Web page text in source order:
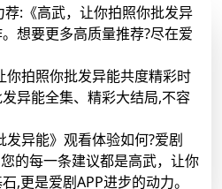
:《高武，让你拍照你批发异
想要更多高质量推荐?尽在爱
拍照你批发异能共度精彩时
异能全集、精彩大结局,不容
异能》观看体验如何?爱剧
的每一条建议都是高武，让你
,更是爱剧APP进步的动力。